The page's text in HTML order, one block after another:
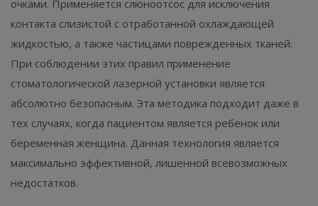
очками. Применяется слюноотсос для исключения
контакта слизистой с отработанной охлаждающей
жидкостью, а также частицами поврежденных тканей.
При соблюдении этих правил применение
стоматологической лазерной установки является
абсолютно безопасным. Эта методика подходит даже в
тех случаях, когда пациентом является ребенок или
беременная женщина. Данная технология является
максимально эффективной, лишенной всевозможных
недостатков. ⁣⁣⠀